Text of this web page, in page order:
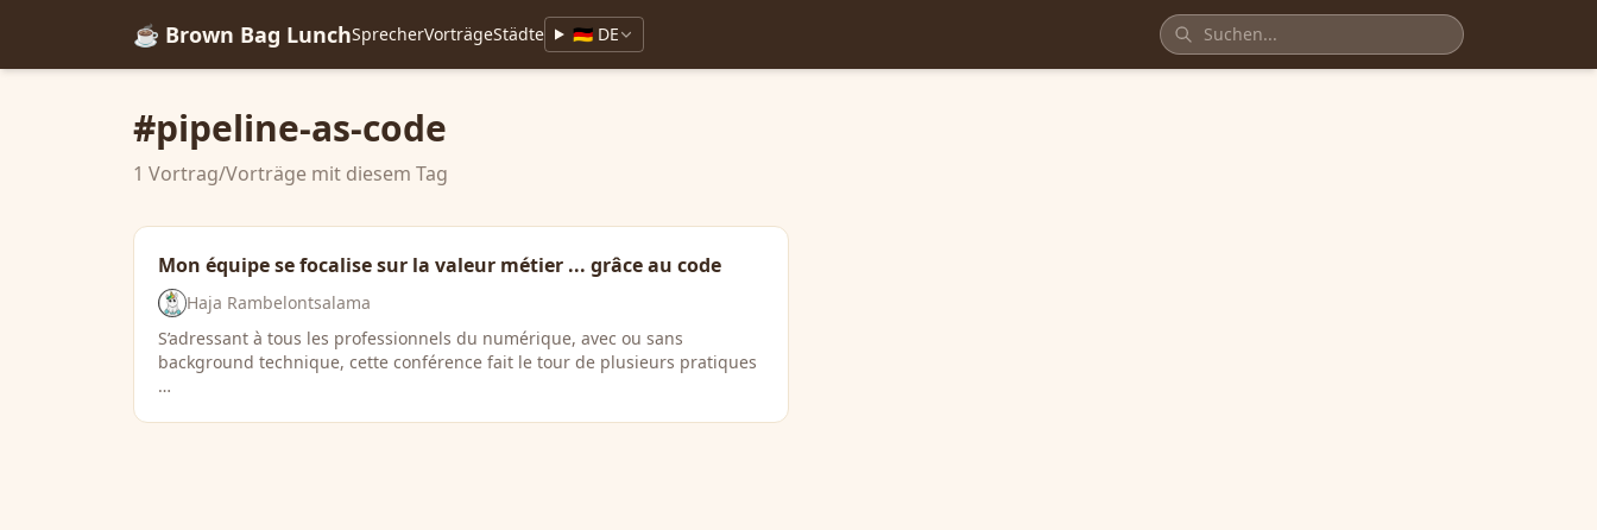
☕ Brown Bag LunchSprecherVorträgeStädte 🇩🇪 DE
#pipeline-as-code
1 Vortrag/Vorträge mit diesem Tag
Mon équipe se focalise sur la valeur métier ... grâce au code
Haja Rambelontsalama
S’adressant à tous les professionnels du numérique, avec ou sans
background technique, cette conférence fait le tour de plusieurs pratiques
…